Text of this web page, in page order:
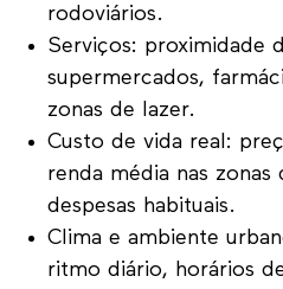
rodoviários.
Serviços: proximidade
supermercados,
zonas de lazer.
Custo de vida real:
renda média nas
despesas habituais.
Clima e ambiente
ritmo diário, horários